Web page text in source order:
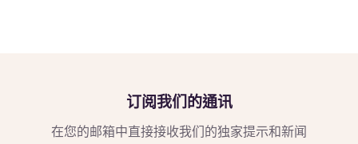
订阅我们的通讯
在您的邮箱中直接接收我们的独家提示和新闻